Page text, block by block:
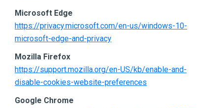
Microsoft Edge
https://privacy.microsoft.com/en-us/windows-10-
microsoft-edge-and-privacy
Mozilla Firefox
https://support.mozilla.org/en-US/kb/enable-and-
disable-cookies-website-preferences
Google Chrome